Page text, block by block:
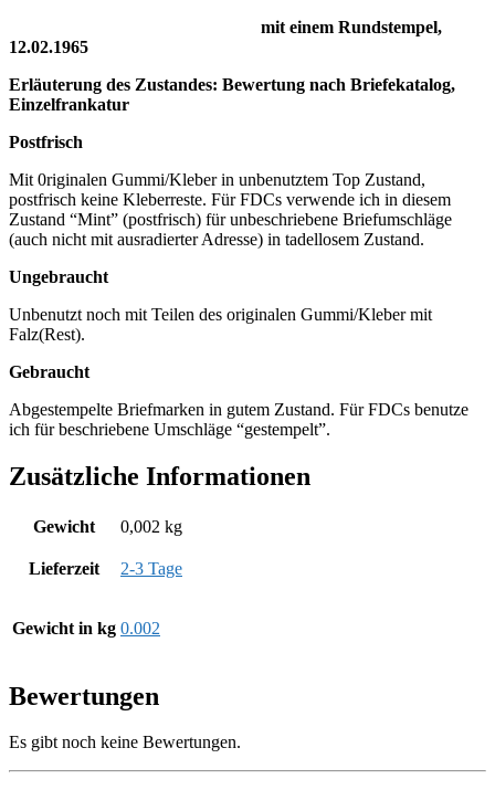
mit einem Rundstempel,
12.02.1965
Erläuterung des Zustandes: Bewertung nach Briefekatalog,
Einzelfrankatur
Postfrisch
Mit 0riginalen Gummi/Kleber in unbenutztem Top Zustand,
postfrisch keine Kleberreste. Für FDCs verwende ich in diesem
Zustand “Mint” (postfrisch) für unbeschriebene Briefumschläge
(auch nicht mit ausradierter Adresse) in tadellosem Zustand.
Ungebraucht
Unbenutzt noch mit Teilen des originalen Gummi/Kleber mit
Falz(Rest).
Gebraucht
Abgestempelte Briefmarken in gutem Zustand. Für FDCs benutze
ich für beschriebene Umschläge “gestempelt”.
Zusätzliche Informationen
Gewicht 0,002 kg
Lieferzeit 2-3 Tage
Gewicht in kg 0.002
Bewertungen
Es gibt noch keine Bewertungen.